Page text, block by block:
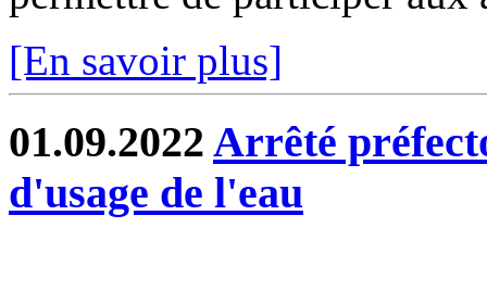
[En savoir plus]
01.09.2022 Arrêté
d'usage de l'eau